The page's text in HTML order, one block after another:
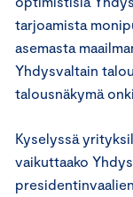
tarjoamista
asemasta
Yhdysvaltain
talousnäkymä
Kyselyssä
vaikuttaako